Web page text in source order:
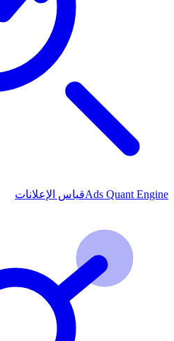
Ads Quant Engineقياس الإعلانات